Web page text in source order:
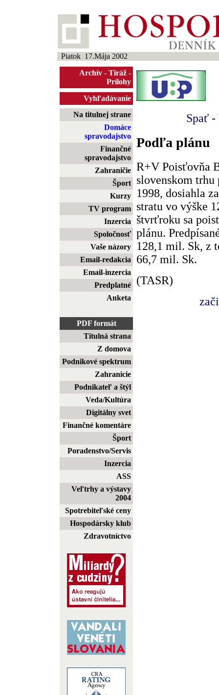
Piatok 17.Mája 2002
Archív - Tiráž -
Prílohy
Vyhľadávanie
Na titulnej strane
Domáce
spravodajstvo
Finančné
spravodajstvo
Zahraničie
Šport
Kurzy
TV program
Inzercia
Spoločnosť
Vaše názory
Email-redakcia
Email-inzercia
Predplatné
Anketa
PDF formát
Titulná strana
Z domova
Podnikové spektrum
Zahranicie
Podnikateľ a štýl
Veda/Kultúra
Digitálny svet
Finančné komentáre
Šport
Poradenstvo/Servis
Inzercia
ASS
Veľtrhy a výstavy
2004
Spotrebiteľské ceny
Hospodársky klub
Zdravotníctvo
Spať -
Podľa plánu
R+V Poisťovňa
slovenskom trhu
1998, dosiahla
stratu vo výške
štvrťroku sa
plánu.
128,1 mil. Sk, z
66,7 mil. Sk.
(TASR)